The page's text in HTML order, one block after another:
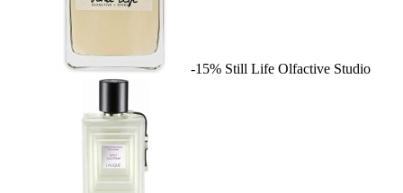
-15% Still Life Olfactive Studio